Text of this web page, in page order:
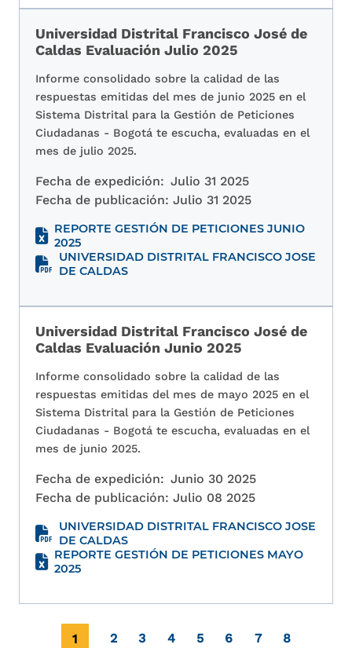
Universidad Distrital Francisco José de
Caldas Evaluación Julio 2025
Informe consolidado sobre la calidad de las
respuestas emitidas del mes de junio 2025 en el
Sistema Distrital para la Gestión de Peticiones
Ciudadanas - Bogotá te escucha, evaluadas en el
mes de julio 2025.
Fecha de expedición: Julio 31 2025
Fecha de publicación: Julio 31 2025
REPORTE GESTIÓN DE PETICIONES JUNIO
2025
UNIVERSIDAD DISTRITAL FRANCISCO JOSE
DE CALDAS
Universidad Distrital Francisco José de
Caldas Evaluación Junio 2025
Informe consolidado sobre la calidad de las
respuestas emitidas del mes de mayo 2025 en el
Sistema Distrital para la Gestión de Peticiones
Ciudadanas - Bogotá te escucha, evaluadas en el
mes de junio 2025.
Fecha de expedición: Junio 30 2025
Fecha de publicación: Julio 08 2025
UNIVERSIDAD DISTRITAL FRANCISCO JOSE
DE CALDAS
REPORTE GESTIÓN DE PETICIONES MAYO
2025
PaginaciónPágina actual
1 Page
2 Page
3 Page
4 Page
5 Page
6 Page
7 Page
8